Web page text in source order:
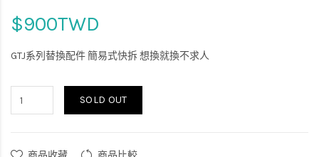
$900TWD
GTJ系列替換配件 簡易式快拆 想換就換不求人
SOLD OUT